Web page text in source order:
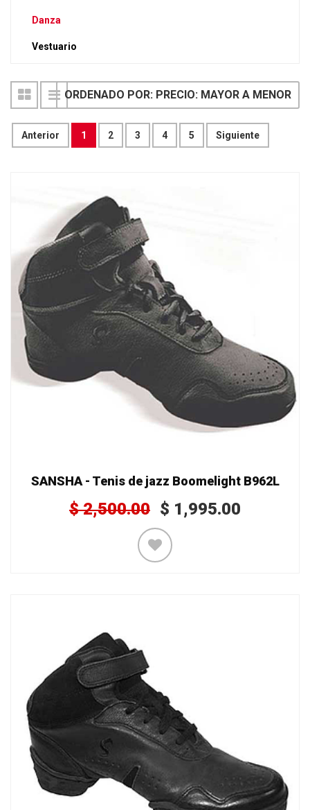
Danza
Vestuario
Anterior 1 2 3 4 5 Siguiente
ORDENADO POR: PRECIO: MAYOR A MENOR
SANSHA - Tenis de jazz Boomelight B962L
$2,500.00 $ 1,995.00